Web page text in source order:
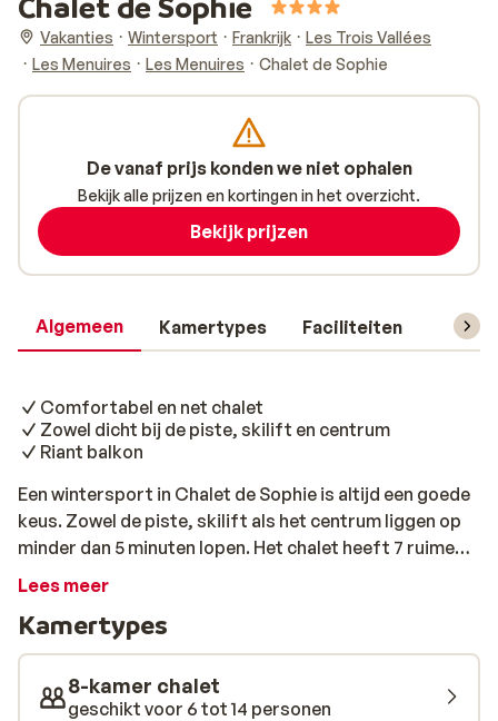
Vakanties Wintersport Frankrijk
Les Trois Vallées
Les Menuires
Les Menuires Chalet de Sophie
Algemeen Kamertypes Faciliteiten
Comfortabel en net chalet
Zowel dicht bij de piste, skilift en centrum
Riant balkon
Een wintersport in Chalet de Sophie is altijd een goede
keus. Zowel de piste, skilift als het centrum liggen op
minder dan 5 minuten lopen. Het chalet heeft 7 ruime
slaapkamers, een riant panoramisch balkon en een
kunt ploffen met een gluhwein of hot choco. Zo is er
altijd wel een plekje te vinden waar je je even kunt
terugtrekken. Vlak naast het chalet ligt restaurant La
Ruade, een gezellige tent aan de piste met vriendelijk
Lees meer
Kamertypes
8-kamer chalet
geschikt voor 6 tot 14 personen
De vanaf prijs konden we niet ophalen
Bekijk alle prijzen en kortingen in het overzicht.
Bekijk prijzen